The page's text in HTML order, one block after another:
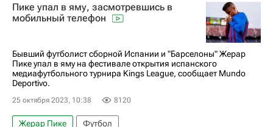
Пике упал в яму, засмотревшись в
мобильный телефон
Бывший футболист сборной Испании и "Барселоны" Жерар
Пике упал в яму на фестивале открытия испанского
медиафутбольного турнира Kings League, сообщает Mundo
Deportivo.
25 октября 2023, 10:38 8120
Жерар Пике Футбол